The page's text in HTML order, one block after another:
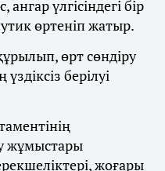
үлгісіндегі бір
өртеніп жатыр.
өрт сөндіру
берілуі
жұмыстары
жоғары